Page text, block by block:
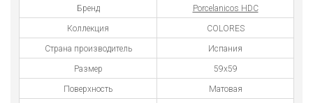
Бренд Porcelanicos HDC
Коллекция COLORES
Страна производитель Испания
Размер 59x59
Поверхность Матовая